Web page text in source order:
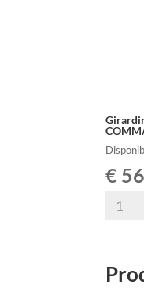
€
quantité
10